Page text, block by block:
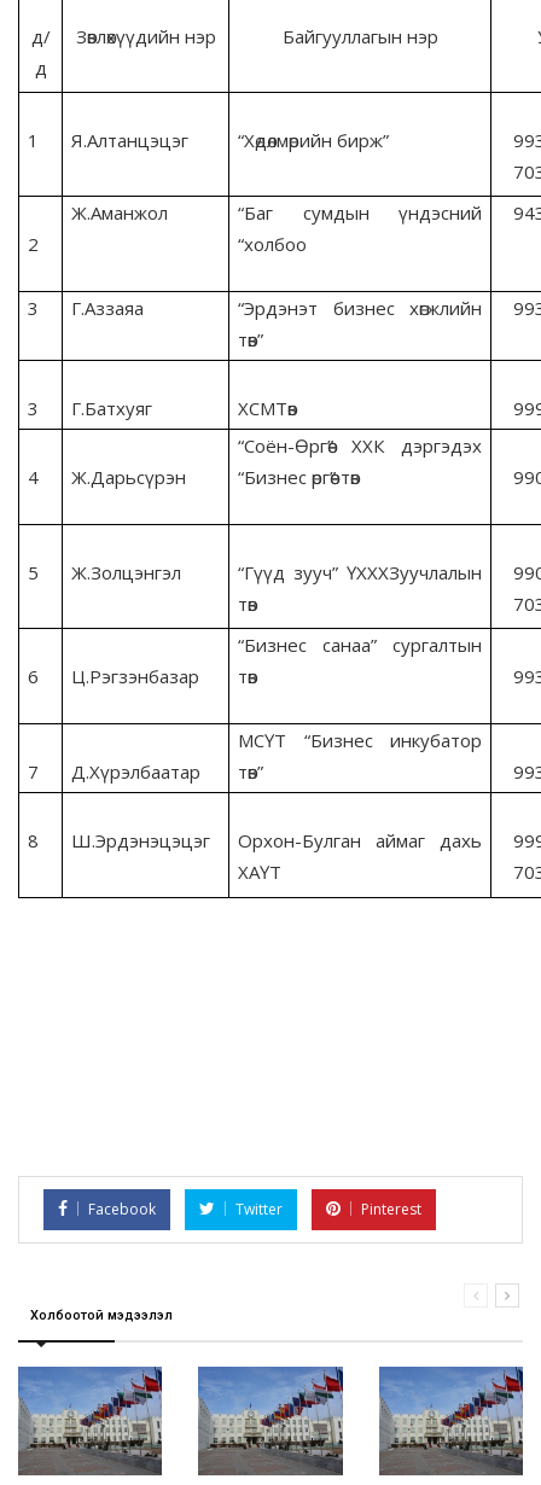
д/
д
Зөвлөхүүдийн нэр Байгууллагын нэр
1 Я.Алтанцэцэг “Хөдөлмөрийн бирж”
2
Ж.Аманжол
“Баг сумдын үндэсний
“холбоо
3 Г.Аззаяа
“Эрдэнэт бизнес хөгжлийн
төв”
3 Г.Батхуяг ХСМТөв
4 Ж.Дарьсүрэн
“Соён-Өргөө” ХХК дэргэдэх
“Бизнес өргөө” төв
5 Ж.Золцэнгэл
“Гүүд зууч” ҮХХХЗуучлалын
төв
6 Ц.Рэгзэнбазар
“Бизнес санаа” сургалтын
төв
7 Д.Хүрэлбаатар
МСҮТ “Бизнес инкубатор
төв”
8 Ш.Эрдэнэцэцэг
Орхон-Булган аймаг дахь
ХАҮТ
Facebook Twitter Pinterest
Холбоотой мэдээлэл